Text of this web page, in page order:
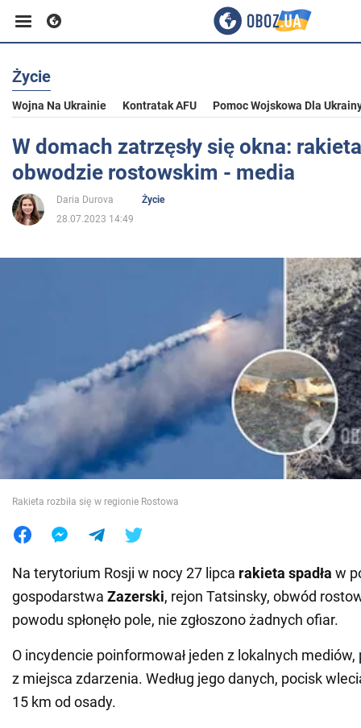
Biznes
Sport
Rozrywka
Wojna na Ukrainie
Jedzenie
Życie
Wojna Na Ukrainie Kontratak AFU Pomoc Wojskowa Dla
W domach zatrzęsły się okna:
obwodzie rostowskim - media
Daria Durova
Życie
28.07.2023 14:49
Rakieta rozbiła się w regionie Rostowa
Na terytorium Rosji w nocy 27 lipca rakieta spadła w
gospodarstwa Zazerski, rejon Tatsinsky, obwód
powodu spłonęło pole, nie zgłoszono żadnych ofiar.
O incydencie poinformował jeden z lokalnych
z miejsca zdarzenia. Według jego danych, pocisk
15 km od osady.